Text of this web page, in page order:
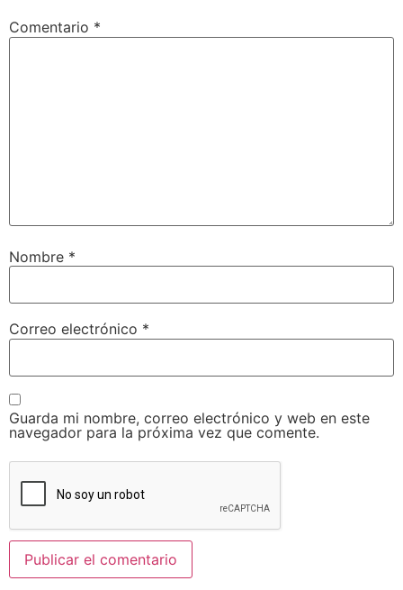
Comentario *
Nombre *
Correo electrónico *
Guarda mi nombre, correo electrónico y web en este
navegador para la próxima vez que comente.